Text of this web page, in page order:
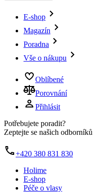
E-shop
Magazín
Poradna
Vše o nákupu
Oblíbené
Porovnání
Přihlásit
Potřebujete poradit?
Zeptejte se našich odborníků
+420 380 831 830
Holime
E-shop
Péče o vlasy